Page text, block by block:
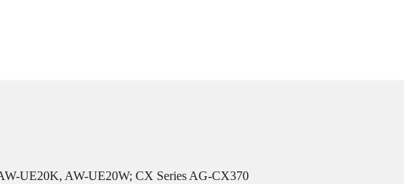
UE20K, AW-UE20W; CX Series AG-CX370